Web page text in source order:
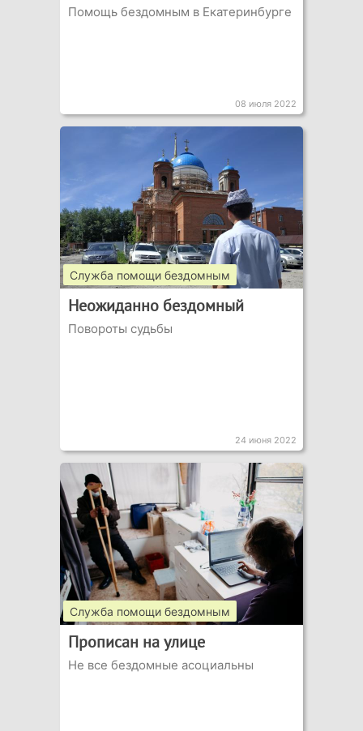
Помощь бездомным в Екатеринбурге
08 июля 2022
Служба помощи бездомным
Неожиданно бездомный
Повороты судьбы
24 июня 2022
Служба помощи бездомным
Прописан на улице
Не все бездомные асоциальны